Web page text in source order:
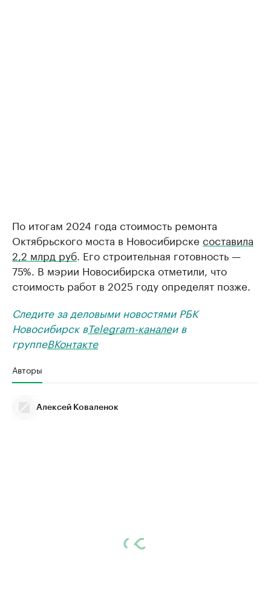
По итогам 2024 года стоимость ремонта
Октябрьского моста в Новосибирске составила
2,2 млрд руб . Его строительная готовность —
75%. В мэрии Новосибирска отметили, что
стоимость работ в 2025 году определят позже.
Следите за деловыми новостями РБК
Новосибирск вTelegram-каналеи в
группеВКонтакте
Авторы
Алексей Коваленок